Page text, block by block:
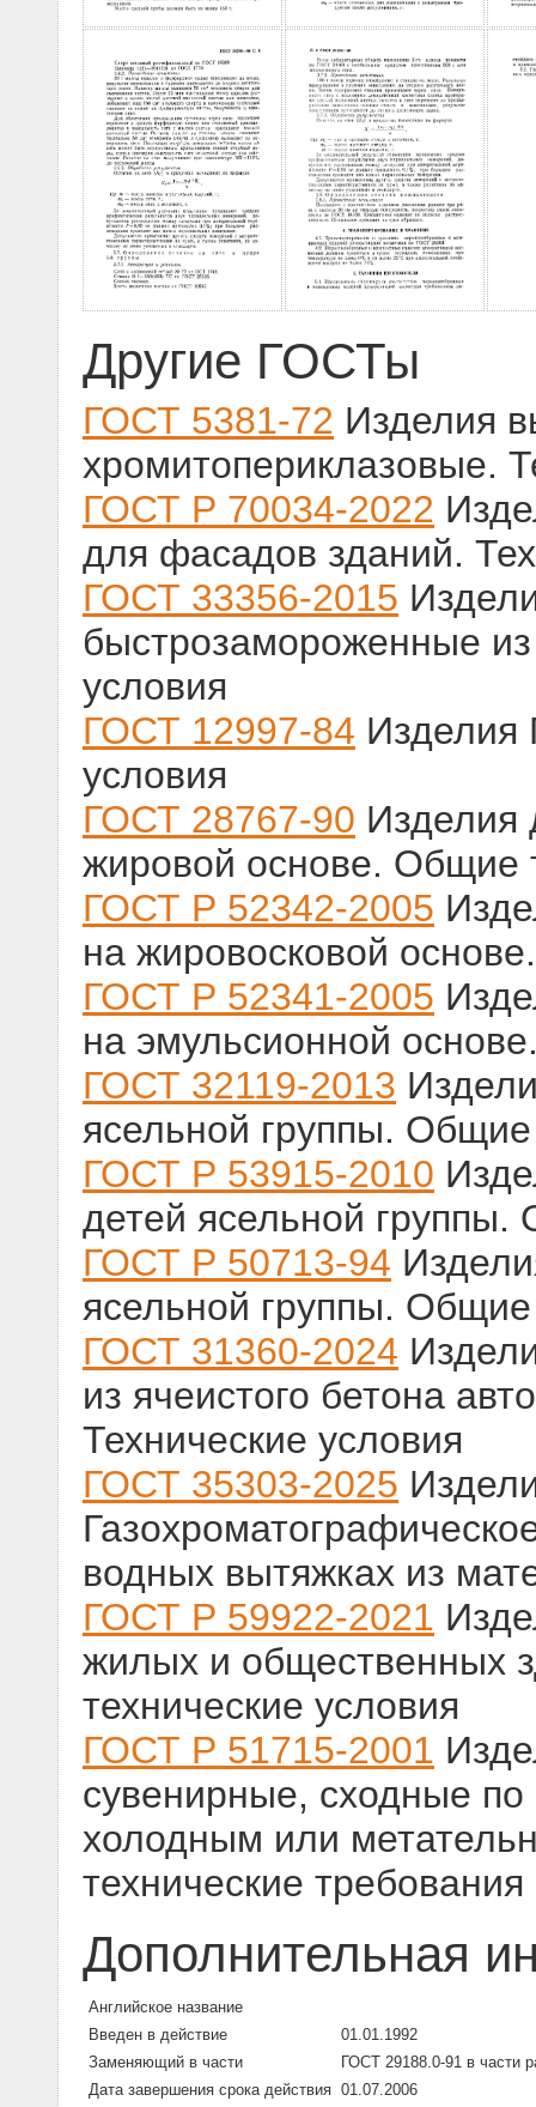
Другие ГОСТы
ГОСТ 5381-72 Изделия
хромитопериклазовые.
ГОСТ Р 70034-2022
для фасадов зданий.
ГОСТ 33356-2015
быстрозамороженные
условия
ГОСТ 12997-84 Изделия
условия
ГОСТ 28767-90 Изделия
жировой основе. Общие
ГОСТ Р 52342-2005
на жировосковой
ГОСТ Р 52341-2005
на эмульсионной
ГОСТ 32119-2013
ясельной группы. Общие
ГОСТ Р 53915-2010
детей ясельной группы.
ГОСТ Р 50713-94
ясельной группы. Общие
ГОСТ 31360-2024
из ячеистого бетона
Технические условия
ГОСТ 35303-2025
водных вытяжках из
ГОСТ Р 59922-2021
жилых и общественных
технические условия
ГОСТ Р 51715-2001
сувенирные, сходные
холодным или
технические требования
Дополнительная
Английское название
Введен в действие
01.01.1992
Заменяющий в части
ГОСТ 29188.0-91 в части
Дата завершения срока действия 01.07.2006